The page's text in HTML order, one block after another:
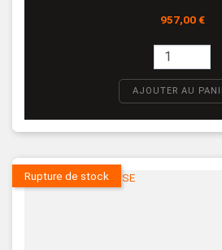
Prix
957,00 €
AJOUTER AU
Rupture de stock